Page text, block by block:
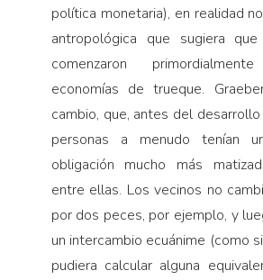
política monetaria), en realidad
antropológica que sugiera
comenzaron
economías de trueque.
cambio, que, antes del
personas a menudo tenían
obligación mucho más
entre ellas. Los vecinos no
por dos peces, por ejemplo, y
un intercambio ecuánime (como
pudiera calcular alguna